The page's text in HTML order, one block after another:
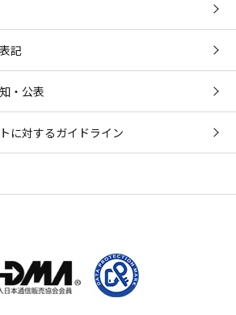
記
・公表
に対するガイドライン